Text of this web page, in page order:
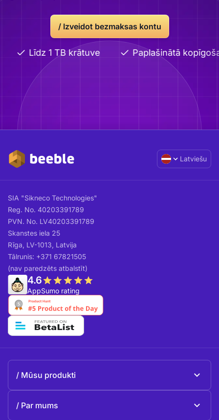
/ Izveidot bezmaksas kontu
Līdz 1 TB krātuve Paplašinātā
Latviešu
SIA "Sikneco Technologies"
Reg. No. 40203391789
PVN. No. LV40203391789
Skanstes iela 25
Rīga, LV-1013, Latvija
Tālrunis: +371 67821505
(nav paredzēts atbalstīt)
4.6
AppSumo rating
Mūsu produkti
Par mums